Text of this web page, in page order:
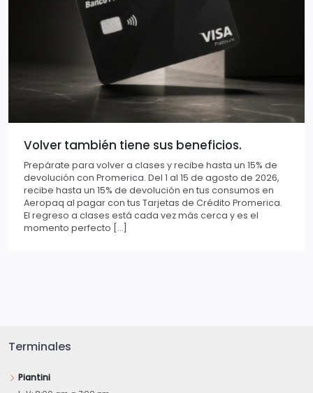
Volver también tiene sus beneficios.
Prepárate para volver a clases y recibe hasta un 15% de
devolución con Promerica. Del 1 al 15 de agosto de 2026,
recibe hasta un 15% de devolución en tus consumos en
Aeropaq al pagar con tus Tarjetas de Crédito Promerica.
El regreso a clases está cada vez más cerca y es el
momento perfecto […]
Terminales
Piantini